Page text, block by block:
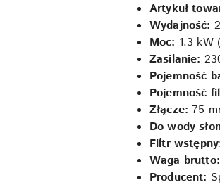
Artykuł
Wydajność:
Moc: 1.3 kW
Zasilanie:
Pojemność
Pojemność
Złącze: 75
Do wody
Filtr
Waga brutto:
Producent: